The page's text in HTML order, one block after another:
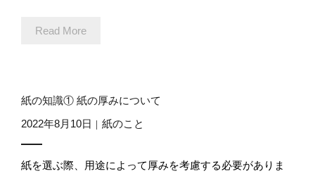
Read More
紙の知識① 紙の厚みについて
2022年8月10日 紙のこと
紙を選ぶ際、用途によって厚みを考慮する必要がありま